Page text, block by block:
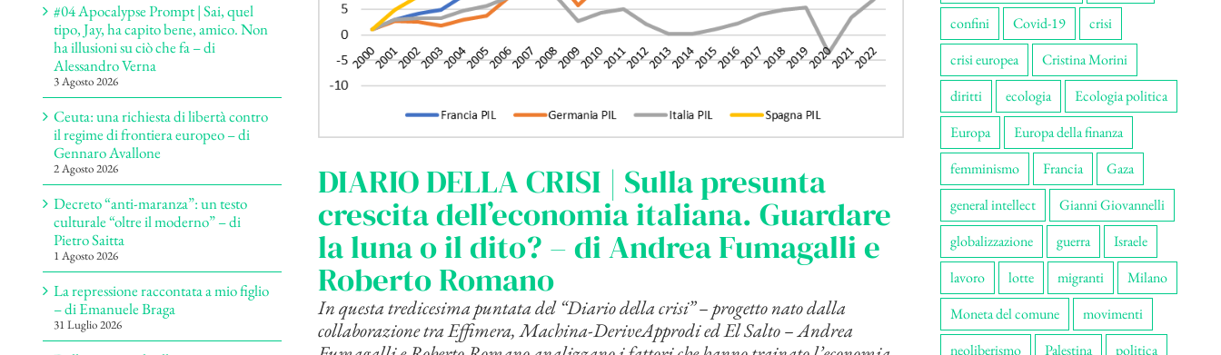
DIARIO DELLA CRISI | Sulla presunta
crescita dell’economia italiana. Guardare
la luna o il dito? – di Andrea Fumagalli e
Roberto Romano
In questa tredicesima puntata del “Diario della crisi” – progetto nato dalla
collaborazione tra Effimera, Machina-DeriveApprodi ed El Salto – Andrea
#04 Apocalypse Prompt | Sai, quel
tipo, Jay, ha capito bene, amico. Non
ha illusioni su ciò che fa – di
Alessandro Verna
3 Agosto 2026
Ceuta: una richiesta di libertà contro
il regime di frontiera europeo – di
Gennaro Avallone
2 Agosto 2026
Decreto “anti-maranza”: un testo
culturale “oltre il moderno” – di
Pietro Saitta
1 Agosto 2026
La repressione raccontata a mio figlio
– di Emanuele Braga
31 Luglio 2026
confini
Covid-19
crisi
crisi europea
Cristina Morini
diritti
ecologia
Ecologia politica
Europa
Europa della finanza
femminismo
Francia
Gaza
general intellect
Gianni Giovannelli
globalizzazione
guerra
Israele
lavoro
lotte migranti
Milano
Moneta del comune
movimenti
neoliberismo
Palestina
politica